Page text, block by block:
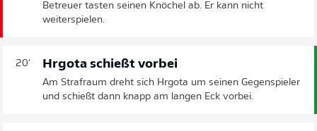
Betreuer tasten seinen Knöchel ab. Er kann nicht
weiterspielen.
20' Hrgota schießt vorbei
Am Strafraum dreht sich Hrgota um seinen Gegenspieler
und schießt dann knapp am langen Eck vorbei.